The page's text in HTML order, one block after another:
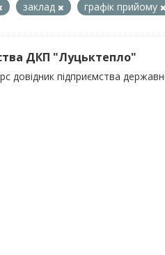
заклад графік прийому
ДКП "Луцьктепло"
довідник підприємства